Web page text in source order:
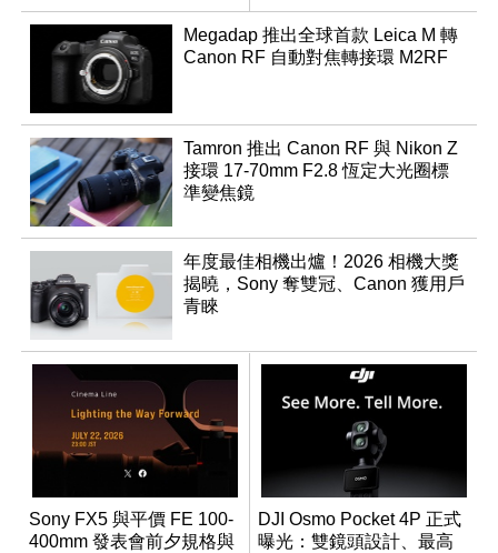
登場
Megadap 推出全球首款 Leica M 轉
Canon RF 自動對焦轉接環 M2RF
Tamron 推出 Canon RF 與 Nikon Z
接環 17-70mm F2.8 恆定大光圈標
準變焦鏡
年度最佳相機出爐！2026 相機大獎
揭曉，Sony 奪雙冠、Canon 獲用戶
青睞
Sony FX5 與平價 FE 100-
400mm 發表會前夕規格與
DJI Osmo Pocket 4P 正式
曝光：雙鏡頭設計、最高